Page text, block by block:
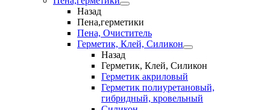
Назад
Пена,герметики
Пена, Очиститель
Герметик, Клей, Силикон
Назад
Герметик, Клей, Силикон
Герметик акриловый
Герметик полиуретановый,
гибридный, кровельный